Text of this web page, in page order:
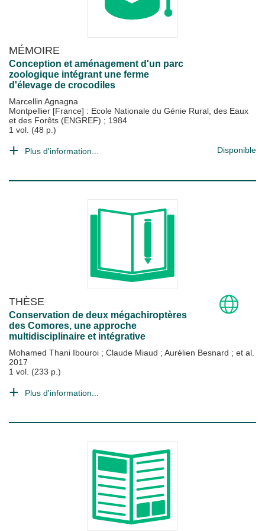
MÉMOIRE
Conception et aménagement d'un parc
zoologique intégrant une ferme
d'élevage de crocodiles
Marcellin Agnagna
Montpellier [France] : Ecole Nationale du Génie Rural, des Eaux
et des Forêts (ENGREF) ; 1984
1 vol. (48 p.)
Plus d'information... Disponible
THÈSE
Conservation de deux mégachiroptères
des Comores, une approche
multidisciplinaire et intégrative
Mohamed Thani Ibouroi ; Claude Miaud ; Aurélien Besnard ; et al.
2017
1 vol. (233 p.)
Plus d'information...